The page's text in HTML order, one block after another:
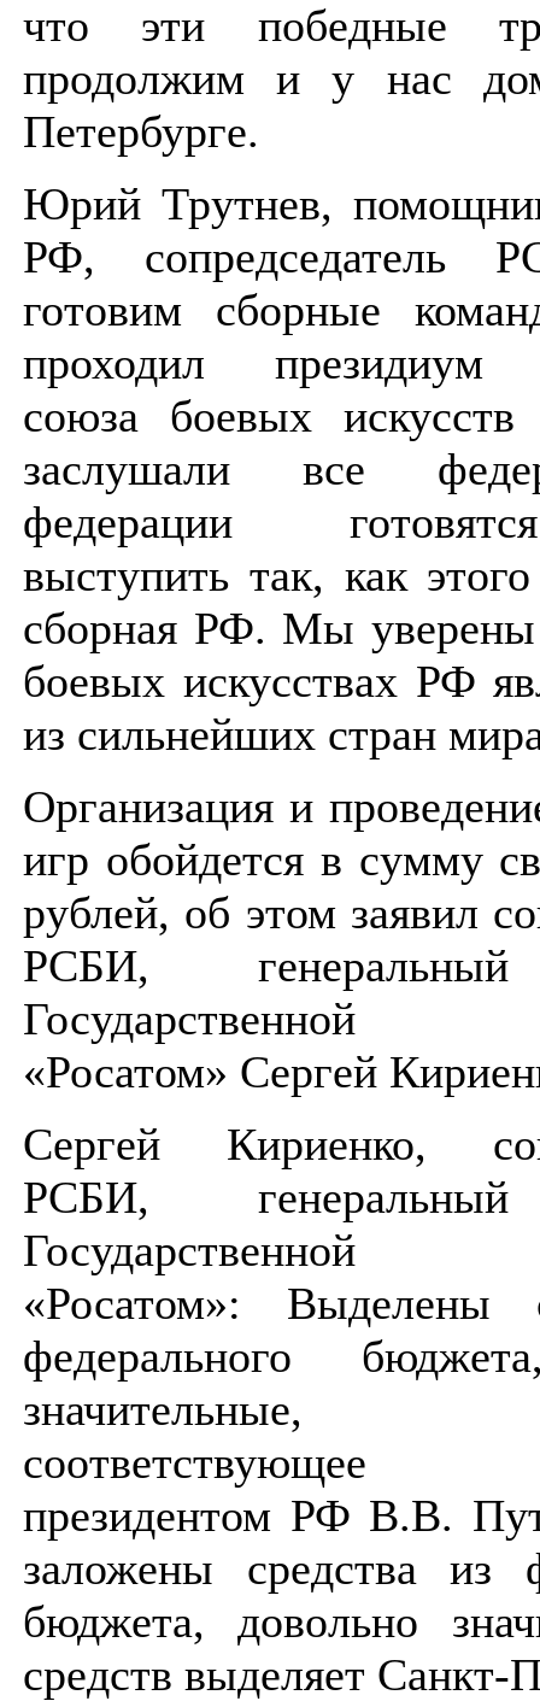
что эти победные
продолжим и у нас
Петербурге.
Юрий Трутнев,
РФ,
готовим сборные
проходил президиум
союза боевых
заслушали все
федерации
выступить так, как
сборная РФ. Мы
боевых искусствах РФ
из сильнейших стран
Организация и
игр обойдется в сумму
рублей, об этом заявил
РСБИ,
Государственной
«Росатом» Сергей
Сергей Кириенко,
РСБИ,
Государственной
«Росатом»: Выделены
федерального
значительные,
президентом РФ В.В.
заложены средства из
бюджета, довольно
средств выделяет Санкт-